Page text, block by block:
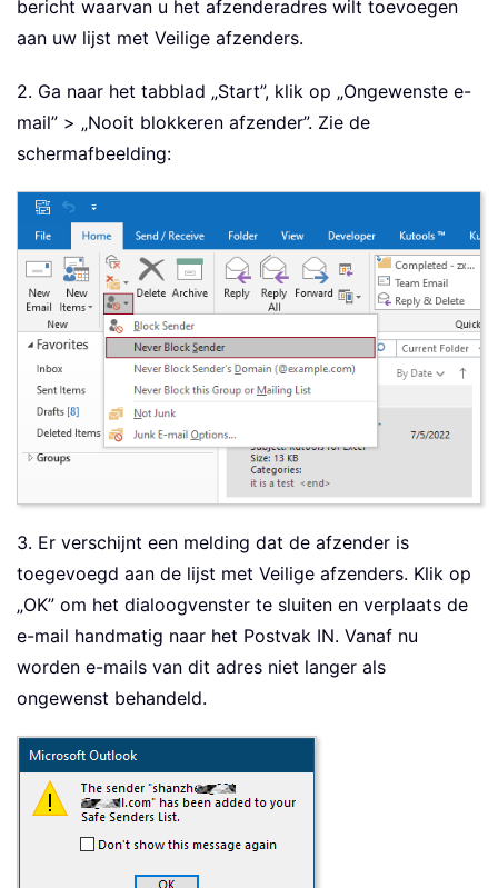
bericht waarvan u het afzenderadres wilt toevoegen
aan uw lijst met Veilige afzenders.
2. Ga naar het tabblad „Start”, klik op „Ongewenste e-
mail” > „Nooit blokkeren afzender”. Zie de
schermafbeelding:
3. Er verschijnt een melding dat de afzender is
toegevoegd aan de lijst met Veilige afzenders. Klik op
„OK” om het dialoogvenster te sluiten en verplaats de
e-mail handmatig naar het Postvak IN. Vanaf nu
worden e-mails van dit adres niet langer als
ongewenst behandeld.